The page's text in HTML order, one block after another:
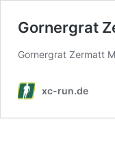
Gornergrat
Gornergrat Zermatt
xc-run.de